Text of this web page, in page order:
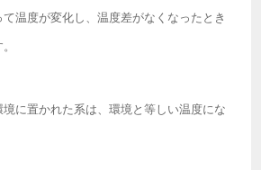
温度が変化し、温度差がなくなったとき
境に置かれた系は、環境と等しい温度にな